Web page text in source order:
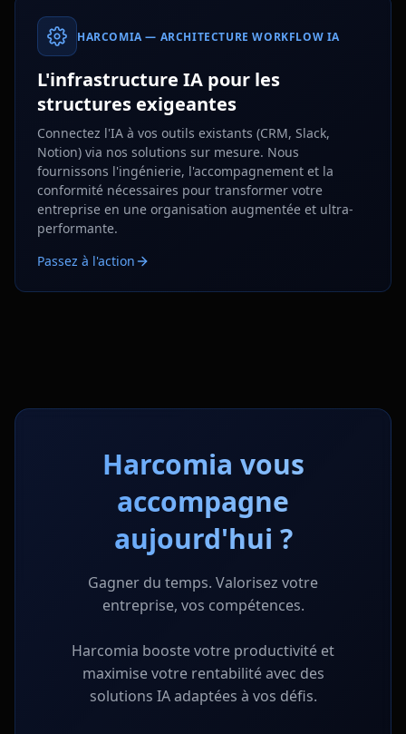
HARCOMIA — ARCHITECTURE WORKFLOW IA
L'infrastructure IA pour les
structures exigeantes
Connectez l'IA à vos outils existants (CRM, Slack,
Notion) via nos solutions sur mesure. Nous
fournissons l'ingénierie, l'accompagnement et la
conformité nécessaires pour transformer votre
entreprise en une organisation augmentée et ultra-
performante.
Passez à l'action
Harcomia vous
accompagne
aujourd'hui ?
Gagner du temps. Valorisez votre
entreprise, vos compétences.
Harcomia booste votre productivité et
maximise votre rentabilité avec des
solutions IA adaptées à vos défis.